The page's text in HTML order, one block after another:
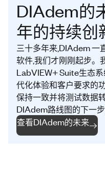
DIAdem的
年的持续创
三十多年来,DIAdem 一
软件,我们才刚刚起步。
LabVIEW+ Suite生态
代化体验和客户要求的
保持一致并将测试数据
DIAdem路线图的下一步
查看DIAdem的未来